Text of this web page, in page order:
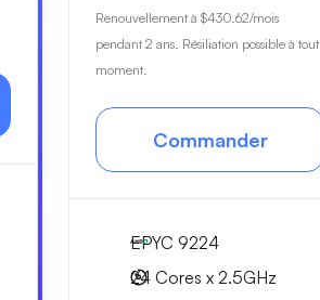
Renouvellement à $430.62/mois
pendant 2 ans. Résiliation possible à tout
moment.
Commander
EPYC 9224
24 Cores x 2.5GHz